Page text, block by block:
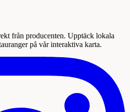
från producenten. Upptäck lokala
på vår interaktiva karta.